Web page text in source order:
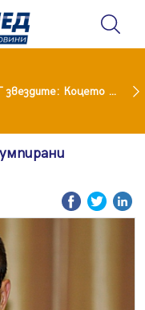
Къде живеят БГ звездите: Коцето с дворец, Лозанова с имение, Миро с дом за над 2 млн. евро